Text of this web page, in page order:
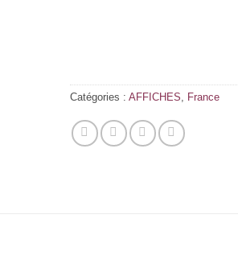
Catégories : AFFICHES, France